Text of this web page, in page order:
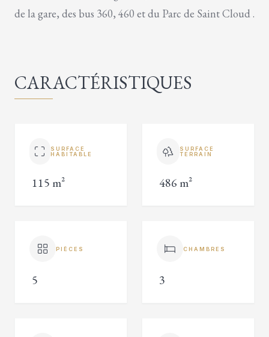
de la gare, des bus 360, 460 et du Parc de Saint Cloud .
CARACTÉRISTIQUES
SURFACE
HABITABLE
115 m²
SURFACE
TERRAIN
486 m²
PIÈCES
5
CHAMBRES
3